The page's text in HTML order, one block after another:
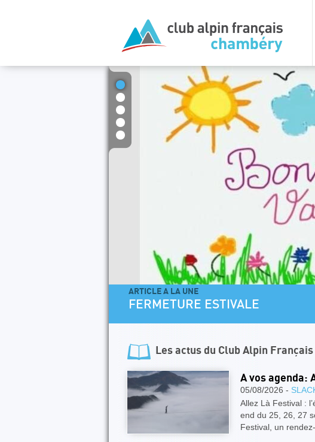
ARTICLE A LA UNE
FERMETURE ESTIVALE
Les actus du Club Alpin
A vos agenda:
05/08/2026 -
Allez Là Festival :
end du 25, 26, 27
Festival, un